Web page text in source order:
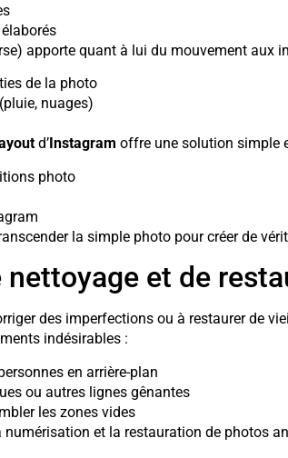
apporte quant à lui du mouvement aux
de la photo
nuages)
d’Instagram offre une solution simple
photo
la simple photo pour créer de
et de
des imperfections ou à restaurer de
indésirables :
en arrière-plan
ou autres lignes gênantes
les zones vides
et la restauration de photos